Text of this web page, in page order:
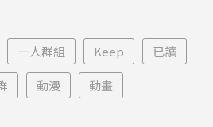
一人群組 Keep 已讀
動漫 動畫